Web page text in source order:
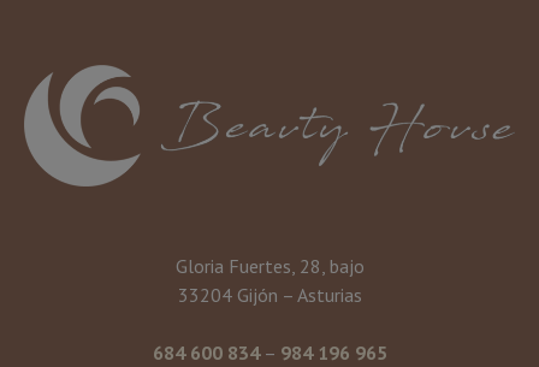
Gloria Fuertes, 28, bajo
33204 Gijón – Asturias
684 600 834– 984 196 965